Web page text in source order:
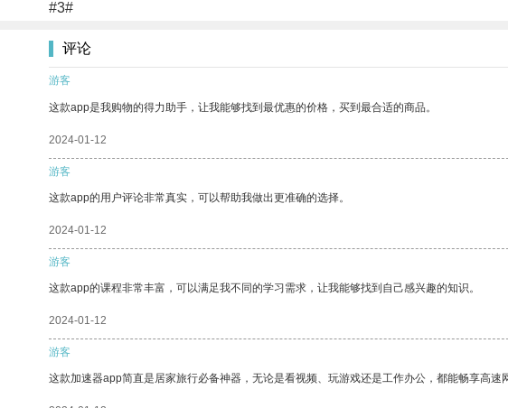
#3#
评论
游客
这款app是我购物的得力助手，让我能够找到最优惠的价格，买到最合适的商品。
2024-01-12
游客
这款app的用户评论非常真实，可以帮助我做出更准确的选择。
2024-01-12
游客
这款app的课程非常丰富，可以满足我不同的学习需求，让我能够找到自己感兴趣的知识。
2024-01-12
游客
这款加速器app简直是居家旅行必备神器，无论是看视频、玩游戏还是工作办公，都能畅享高速